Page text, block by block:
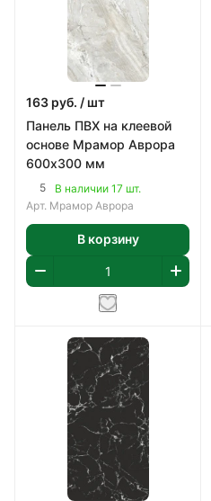
163 руб. / шт
Панель ПВХ на клеевой
основе Мрамор Аврора
600х300 мм
5
В наличии 17 шт.
Арт. Мрамор Аврора
В корзину